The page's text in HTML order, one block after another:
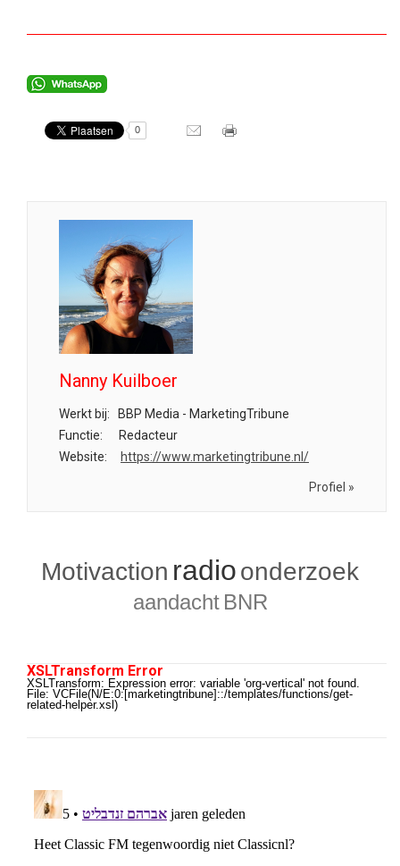
0
Nanny Kuilboer
Werkt bij:
BBP Media - MarketingTribune
Functie:
Redacteur
Website:
https://www.marketingtribune.nl/
Profiel »
Motivaction radioonderzoek
aandacht BNR
XSLTransform Error
XSLTransform: Expression error: variable 'org-vertical' not found.
File: VCFile(N/E:0:[marketingtribune]::/templates/functions/get-
related-helper.xsl)